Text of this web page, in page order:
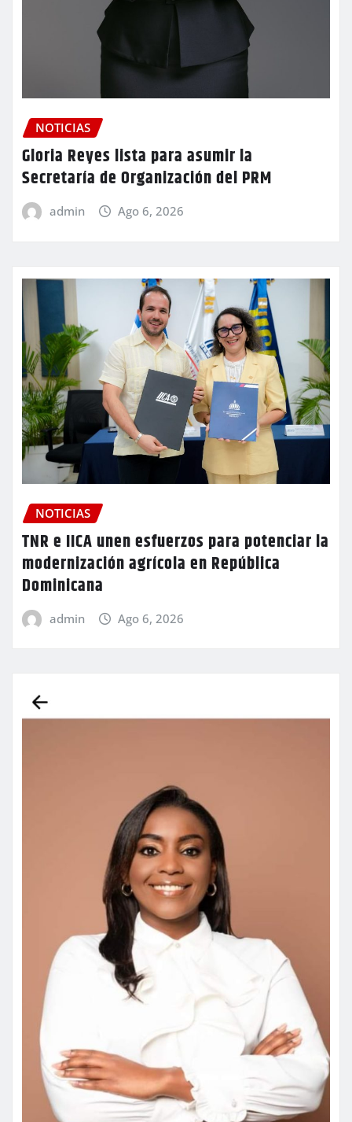
NOTICIAS
Gloria Reyes lista para asumir la
Secretaría de Organización del PRM
admin Ago 6, 2026
NOTICIAS
TNR e IICA unen esfuerzos para potenciar la
modernización agrícola en República
Dominicana
admin Ago 6, 2026